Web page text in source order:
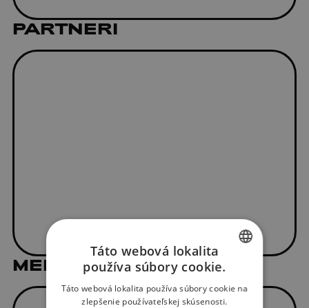
PARTNERI
MEDIÁLNI PARTNERISLOVAK
Táto webová lokalita
používa súbory cookie.
Táto webová lokalita používa súbory cookie na
zlepšenie používateľskej skúsenosti.